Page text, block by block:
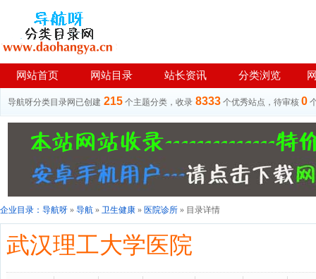
网站首页 网站目录 站长资讯 分类浏览
导航呀分类目录网已创建 215 个主题分类，收录 8333 个优秀站点，待审核 0
企业目录： 导航呀 » 导航 » 卫生健康 » 医院诊所 » 目录详情
武汉理工大学医院